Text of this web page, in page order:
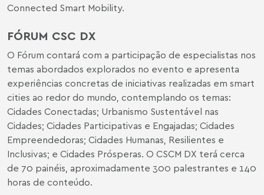
Connected Smart Mobility.
FÓRUM CSC DX
O Fórum contará com a participação de especialistas nos
temas abordados explorados no evento e apresenta
experiências concretas de iniciativas realizadas em smart
cities ao redor do mundo, contemplando os temas:
Cidades Conectadas; Urbanismo Sustentável nas
Cidades; Cidades Participativas e Engajadas; Cidades
Empreendedoras; Cidades Humanas, Resilientes e
Inclusivas; e Cidades Prósperas. O CSCM DX terá cerca
de 70 painéis, aproximadamente 300 palestrantes e 140
horas de conteúdo.